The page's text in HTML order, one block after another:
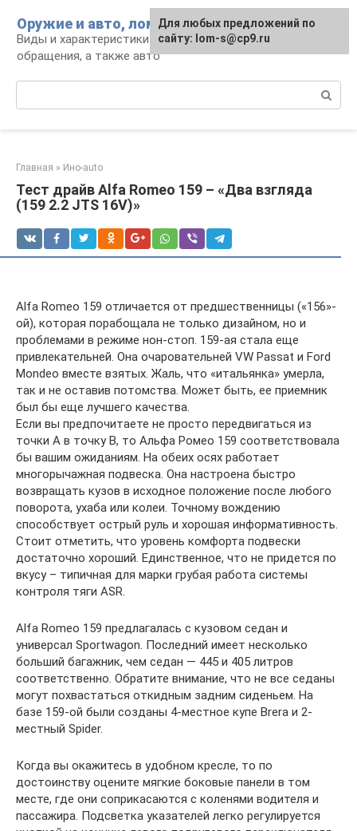
контенту
Оружие и авто, лом для мужика
Виды и характеристики оружия, правила
обращения, а также авто
Главная » Ино-auto
Тест драйв Alfa Romeo 159 – «Два взгляда
(159 2.2 JTS 16V)»
Alfa Romeo 159 отличается от предшественницы («156»-
ой), которая порабощала не только дизайном, но и
проблемами в режиме нон-стоп. 159-ая стала еще
привлекательней. Она очаровательней VW Passat и Ford
Mondeo вместе взятых. Жаль, что «итальянка» умерла,
так и не оставив потомства. Может быть, ее приемник
был бы еще лучшего качества.
Если вы предпочитаете не просто передвигаться из
точки А в точку В, то Альфа Ромео 159 соответствовала
бы вашим ожиданиям. На обеих осях работает
многорычажная подвеска. Она настроена быстро
возвращать кузов в исходное положение после любого
поворота, ухаба или колеи. Точному вождению
способствует острый руль и хорошая информативность.
Стоит отметить, что уровень комфорта подвески
достаточно хороший. Единственное, что не придется по
вкусу – типичная для марки грубая работа системы
контроля тяги ASR.
Alfa Romeo 159 предлагалась с кузовом седан и
универсал Sportwagon. Последний имеет несколько
больший багажник, чем седан — 445 и 405 литров
соответственно. Обратите внимание, что не все седаны
могут похвастаться откидным задним сиденьем. На
базе 159-ой были созданы 4-местное купе Brera и 2-
местный Spider.
Когда вы окажитесь в удобном кресле, то по
достоинству оцените мягкие боковые панели в том
месте, где они соприкасаются с коленями водителя и
пассажира. Подсветка указателей легко регулируется
Для любых предложений по
сайту: lom-s@cp9.ru